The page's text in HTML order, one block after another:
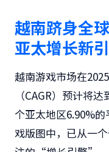
越南跻身全
亚太增长新
越南游戏市场在
（CAGR）预计将
个亚太地区6.90%
戏版图中，已从一